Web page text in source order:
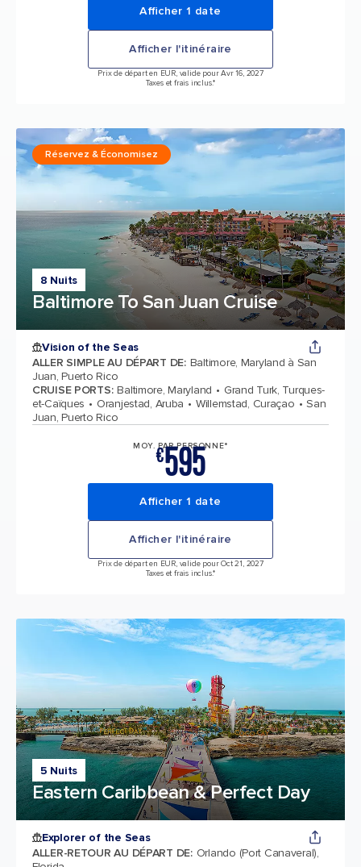
Afficher 1 date
Afficher l'itinéraire
Prix de départ en EUR, valide pour Avr 16, 2027
Taxes et frais inclus.*
8 Nuits
Baltimore To San Juan Cruise
Réservez & Économisez
Vision of the Seas
ALLER SIMPLE AU DÉPART DE: Baltimore, Maryland à San
Juan, Puerto Rico
CRUISE PORTS: Baltimore, Maryland
Grand Turk, Turques-
et-Caïques
Oranjestad, Aruba Willemstad, Curaçao
San
Juan, Puerto Rico
MOY. PAR PERSONNE*
€595
Afficher 1 date
Afficher l'itinéraire
Prix de départ en EUR, valide pour Oct 21, 2027
Taxes et frais inclus.*
5 Nuits
Eastern Caribbean & Perfect Day
Explorer of the Seas
ALLER-RETOUR AU DÉPART DE: Orlando (Port Canaveral),